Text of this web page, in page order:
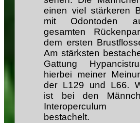
einen viel stärkeren
mit Odontoden
gesamten
dem ersten
Am stärksten
Gattung
hierbei meiner
der L129 und L66.
ist bei den
Interoperculum
bestachelt.